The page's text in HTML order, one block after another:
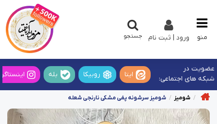
منو ورود | ثبت نام جستجو
عضویت در
شبکه های اجتماعی:
ایتا روبیکا بله
شومیز شومیز سرشونه پفی مشکی نارنجی شعله